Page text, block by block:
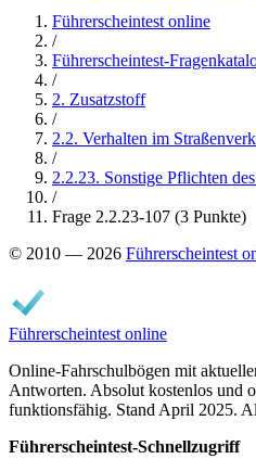
Führerscheintest online
/
Führerscheintest-
/
2. Zusatzstoff
/
2.2. Verhalten im
/
2.2.23. Sonstige Pflichten
/
Frage 2.2.23-107 (3 Punkte)
© 2010 — 2026 Führerscheintest
Führerscheintest online
Online-Fahrschulbögen mit
Antworten. Absolut kostenlos und
funktionsfähig. Stand April 2025.
Führerscheintest-Schnellzugriff